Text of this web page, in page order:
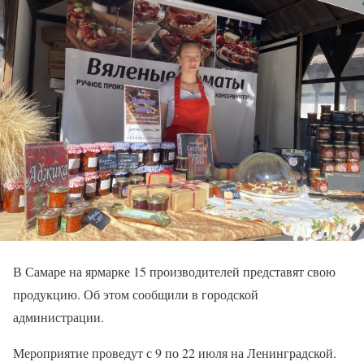
В Самаре на ярмарке 15 производителей представят свою
продукцию. Об этом сообщили в городской
администрации.
Мероприятие проведут с 9 по 22 июля на Ленинградской.